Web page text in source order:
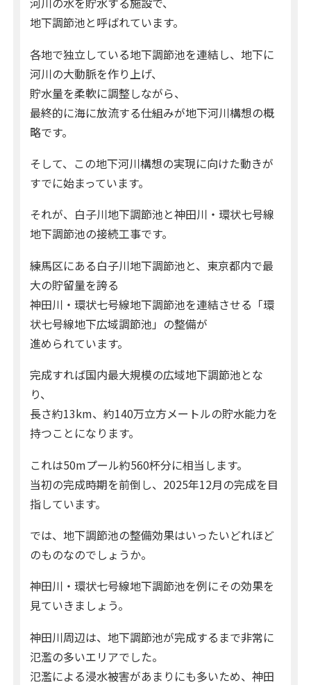
地下調節池と呼ばれています。
各地で独立している地下調節池を連結し、地下に
河川の大動脈を作り上げ、
貯水量を柔軟に調整しながら、
最終的に海に放流する仕組みが地下河川構想の概
略です。
そして、この地下河川構想の実現に向けた動きが
すでに始まっています。
それが、白子川地下調節池と神田川・環状七号線
地下調節池の接続工事です。
練馬区にある白子川地下調節池と、東京都内で最
大の貯留量を誇る
神田川・環状七号線地下調節池を連結させる「環
状七号線地下広域調節池」の整備が
進められています。
完成すれば国内最大規模の広域地下調節池とな
り、
長さ約13km、約140万立方メートルの貯水能力を
持つことになります。
これは50mプール約560杯分に相当します。
当初の完成時期を前倒し、2025年12月の完成を目
指しています。
では、地下調節池の整備効果はいったいどれほど
のものなのでしょうか。
神田川・環状七号線地下調節池を例にその効果を
見ていきましょう。
神田川周辺は、地下調節池が完成するまで非常に
氾濫の多いエリアでした。
氾濫による浸水被害があまりにも多いため、神田